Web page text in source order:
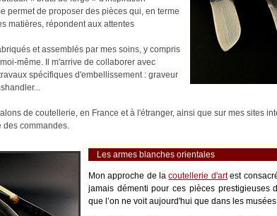
permet de proposer des pièces qui, en terme
matières, répondent aux attentes
et assemblés par mes soins, y compris
même. Il m'arrive de collaborer avec
spécifiques d'embellissement : graveur
de coutellerie, en France et à l'étranger, ainsi que sur mes sites
des commandes.
Les armes blanches orientales
Mon approche de lacoutellerie d'artest
jamais démenti pour ces pièces prestigieuses
que l’on ne voit aujourd'hui que dans les